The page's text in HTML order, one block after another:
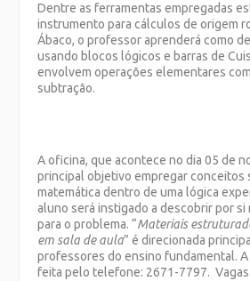
Dentre as ferramentas empregadas
instrumento para cálculos de origem
Ábaco, o professor aprenderá como
usando blocos lógicos e barras de
envolvem operações elementares
subtração.
A oficina, que acontece no dia 05 de
principal objetivo empregar conceitos
matemática dentro de uma lógica
aluno será instigado a descobrir por si
para o problema. “Materiais
em sala de aula” é direcionada
professores do ensino fundamental.
feita pelo telefone: 2671-7797. Vagas